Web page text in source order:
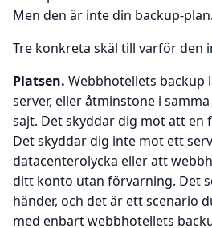
Men den är inte din backup-plan.
Tre konkreta skäl till varför den
Platsen. Webbhotellets backup
server, eller åtminstone i
sajt. Det skyddar dig mot att en
Det skyddar dig inte mot ett
datacenterolycka eller att
ditt konto utan förvarning. Det
händer, och det är ett scenario
med enbart webbhotellets